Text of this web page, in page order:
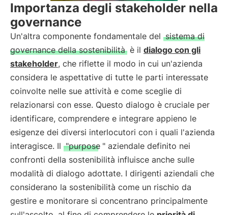
Importanza degli stakeholder nella
governance
Un'altra componente fondamentale del sistema di
governance della sostenibilità è il dialogo con gli
stakeholder, che riflette il modo in cui un'azienda
considera le aspettative di tutte le parti interessate
coinvolte nelle sue attività e come sceglie di
relazionarsi con esse. Questo dialogo è cruciale per
identificare, comprendere e integrare appieno le
esigenze dei diversi interlocutori con i quali l'azienda
interagisce. Il "purpose " aziendale definito nei
confronti della sostenibilità influisce anche sulle
modalità di dialogo adottate. I dirigenti aziendali che
considerano la sostenibilità come un rischio da
gestire e monitorare si concentrano principalmente